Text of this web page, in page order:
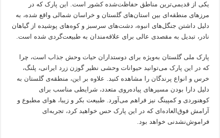
یکی از قدیمی‌ترین مناطق حفاظت‌شده کشور است. این پارک که در
مرزهای منطقه‌ای بین استان‌های گلستان و خراسان شمالی واقع شده، به
دلیل داشتن جنگل‌های انبوه، دشت‌های سرسبز و کوه‌های پوشیده از گیاهان
نادر، تبدیل به مقصدی عالی برای علاقه‌مندان به طبیعت‌گردی شده است.
پارک ملی گلستان به‌ویژه برای دوستداران حیات وحش جذاب است، چرا
که در این پارک می‌توانید حیوانات وحشی نظیر گوزن زرد ایرانی، پلنگ،
خرس و انواع پرندگان را مشاهده کنید. علاوه بر این، منطقه‌ی گلستان به
دلیل دارا بودن مسیرهای پیاده‌روی متعدد، شرایطی مناسب برای
کوهنوردی و کمپینگ نیز فراهم می‌آورد. طبیعت بکر و زیبا، هوای مطبوع و
آرامش فوق‌العاده‌ای که در این پارک حس خواهید کرد، تجربه‌ای
فراموش‌نشدنی خواهد بود.